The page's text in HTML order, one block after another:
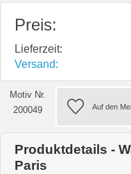
Preis:
Lieferzeit:
Versand:
Motiv Nr.
200049
Produktdetails -
Paris